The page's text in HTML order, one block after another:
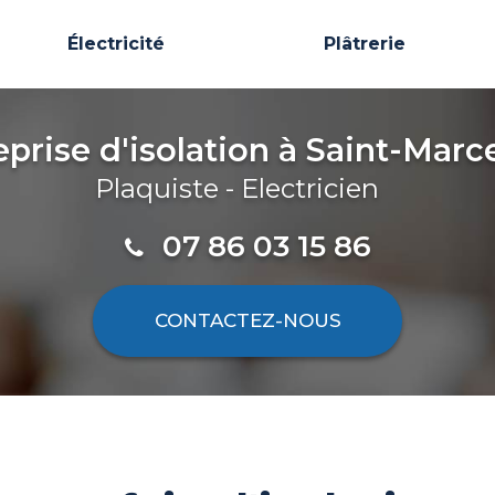
Électricité Plâtrerie
d'isolation à Saint-
Plaquiste - Electricien
07 86 03 15 86
CONTACTEZ-NOUS